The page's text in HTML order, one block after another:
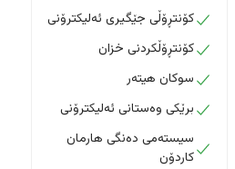
کۆنتڕۆڵی جێگیری ئەلیکترۆنی
کۆنتڕۆڵکردنی خزان
سوکان هیتەر
برێکی وەستانی ئەلیکترۆنی
سیستەمی دەنگی هارمان
کاردۆن